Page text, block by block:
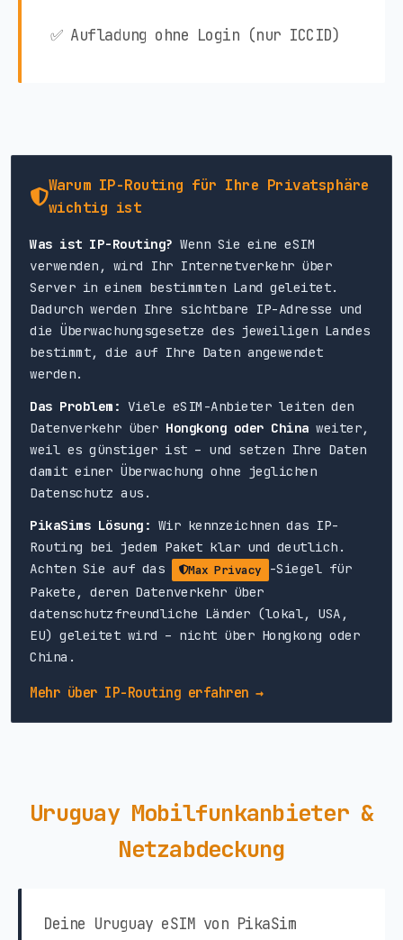
✅ Aufladung ohne Login (nur ICCID)
Warum IP-Routing für Ihre Privatsphäre
wichtig ist
Was ist IP-Routing? Wenn Sie eine eSIM
verwenden, wird Ihr Internetverkehr über
Server in einem bestimmten Land geleitet.
Dadurch werden Ihre sichtbare IP-Adresse und
die Überwachungsgesetze des jeweiligen Landes
bestimmt, die auf Ihre Daten angewendet
werden.
Das Problem: Viele eSIM-Anbieter leiten den
Datenverkehr über Hongkong oder China weiter,
weil es günstiger ist – und setzen Ihre Daten
damit einer Überwachung ohne jeglichen
Datenschutz aus.
PikaSims Lösung: Wir kennzeichnen das IP-
Routing bei jedem Paket klar und deutlich.
Achten Sie auf das
Max Privacy
-Siegel für
Pakete, deren Datenverkehr über
datenschutzfreundliche Länder (lokal, USA,
EU) geleitet wird – nicht über Hongkong oder
China.
Mehr über IP-Routing erfahren →
Uruguay Mobilfunkanbieter &
Netzabdeckung
Deine Uruguay eSIM von PikaSim